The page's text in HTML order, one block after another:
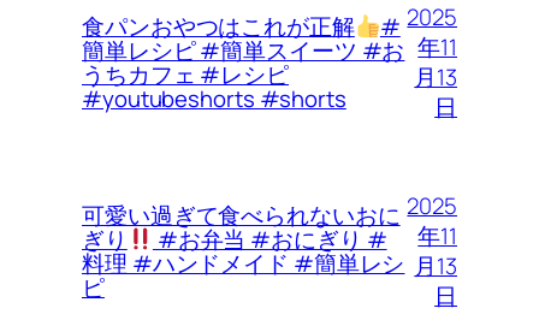
食パンおやつはこれが正解 #
簡単レシピ #簡単スイーツ #お
うちカフェ #レシピ
#youtubeshorts #shorts
2025
年11
月13
日
可愛い過ぎて食べられないおに
ぎり #お弁当 #おにぎり #
料理 #ハンドメイド #簡単レシ
ピ
2025
年11
月13
日